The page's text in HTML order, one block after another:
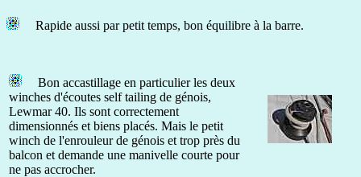
Rapide aussi par petit temps, bon équilibre à la barre.
Bon accastillage en particulier les deux
winches d'écoutes self tailing de génois,
Lewmar 40. Ils sont correctement
dimensionnés et biens placés. Mais le petit
winch de l'enrouleur de génois et trop près du
balcon et demande une manivelle courte pour
ne pas accrocher.